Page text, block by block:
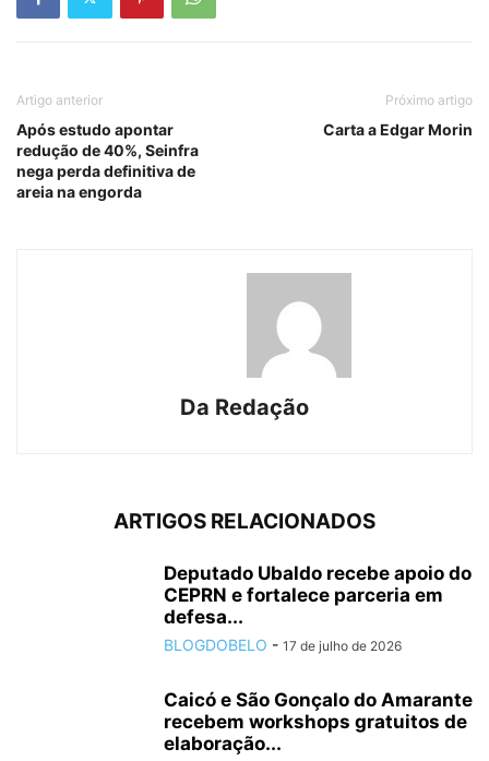
Artigo anterior
Após estudo apontar
redução de 40%, Seinfra
nega perda definitiva de
areia na engorda
Próximo artigo
Carta a Edgar Morin
Da Redação
ARTIGOS RELACIONADOS
Deputado Ubaldo recebe apoio do
CEPRN e fortalece parceria em
defesa...
BLOGDOBELO - 17 de julho de 2026
Caicó e São Gonçalo do Amarante
recebem workshops gratuitos de
elaboração...